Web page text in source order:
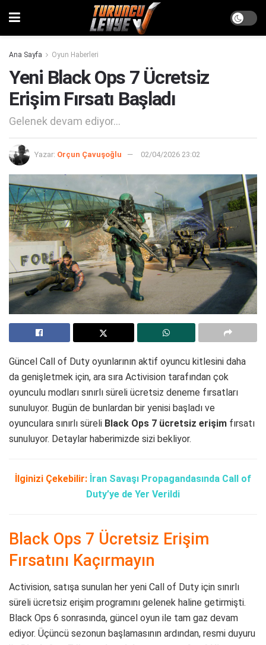
Ana Sayfa Oyun Haberleri
Yeni Black Ops 7 Ücretsiz
Erişim Fırsatı Başladı
Gelenek devam ediyor...
Yazar: Orçun Çavuşoğlu 02/04/2026 23:02
Güncel Call of Duty oyunlarının aktif oyuncu kitlesini daha
da genişletmek için, ara sıra Activision tarafından çok
oyunculu modları sınırlı süreli ücretsiz deneme fırsatları
sunuluyor. Bugün de bunlardan bir yenisi başladı ve
oyunculara sınırlı süreli Black Ops 7 ücretsiz erişim fırsatı
sunuluyor. Detaylar haberimizde sizi bekliyor.
İlginizi Çekebilir: İran Savaşı Propagandasında Call of
Duty’ye de Yer Verildi
Black Ops 7 Ücretsiz Erişim
Fırsatını Kaçırmayın
Activision, satışa sunulan her yeni Call of Duty için sınırlı
süreli ücretsiz erişim programını gelenek haline getirmişti.
Black Ops 6 sonrasında, güncel oyun ile tam gaz devam
ediyor. Üçüncü sezonun başlamasının ardından, resmi duyuru